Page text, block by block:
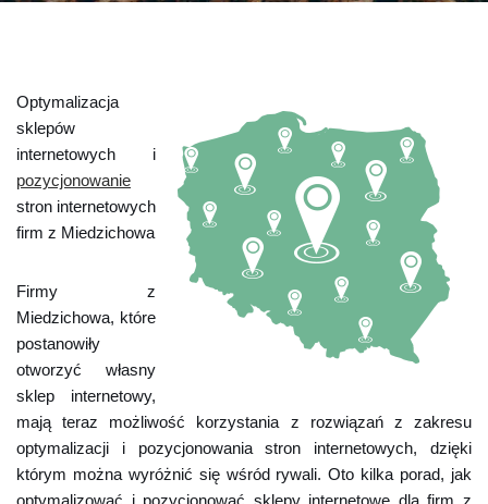
Optymalizacja
sklepów
internetowych i
pozycjonowanie
stron internetowych
firm z Miedzichowa
Firmy z
Miedzichowa, które
postanowiły
otworzyć własny
sklep internetowy,
mają teraz możliwość korzystania z rozwiązań z zakresu
optymalizacji i pozycjonowania stron internetowych, dzięki
którym można wyróżnić się wśród rywali. Oto kilka porad, jak
optymalizować i pozycjonować sklepy internetowe dla firm z